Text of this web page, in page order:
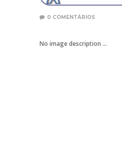
0 COMENTÁRIOS
No image description ...